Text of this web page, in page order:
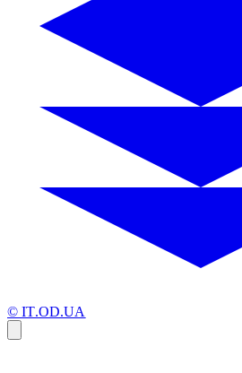
© IT.OD.UA